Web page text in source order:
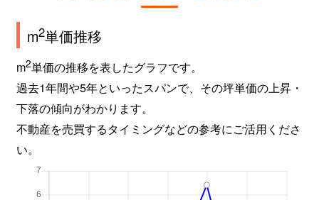
m2単価推移
m2単価の推移を表したグラフです。
過去1年間や5年といったスパンで、その坪単価の上昇・
下落の傾向がわかります。
不動産を売買するタイミングなどの参考にご活用くださ
い。